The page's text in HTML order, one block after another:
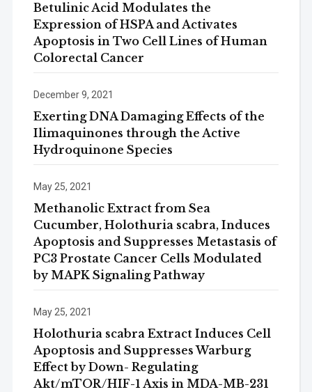
Betulinic Acid Modulates the
Expression of HSPA and Activates
Apoptosis in Two Cell Lines of Human
Colorectal Cancer
December 9, 2021
Exerting DNA Damaging Effects of the
Ilimaquinones through the Active
Hydroquinone Species
May 25, 2021
Methanolic Extract from Sea
Cucumber, Holothuria scabra, Induces
Apoptosis and Suppresses Metastasis of
PC3 Prostate Cancer Cells Modulated
by MAPK Signaling Pathway
May 25, 2021
Holothuria scabra Extract Induces Cell
Apoptosis and Suppresses Warburg
Effect by Down- Regulating
Akt/mTOR/HIF-1 Axis in MDA-MB-231